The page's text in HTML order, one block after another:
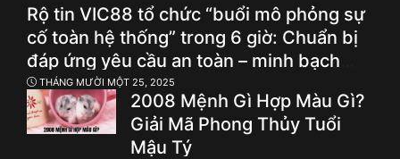
Rộ tin VIC88 tổ chức “buổi mô phỏng sự
cố toàn hệ thống” trong 6 giờ: Chuẩn bị
đáp ứng yêu cầu an toàn – minh bạch
cho thí điểm cá cược hợp pháp?
THÁNG MƯỜI MỘT 25, 2025
2008 Mệnh Gì Hợp Màu Gì?
Giải Mã Phong Thủy Tuổi
Mậu Tý